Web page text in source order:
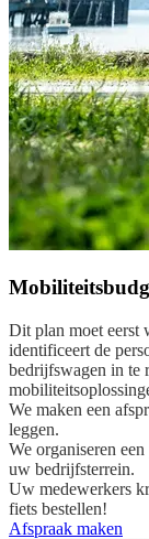
Dit plan moet eerst
identificeert de
bedrijfswagen in te
We maken een
leggen.
We organiseren
uw bedrijfsterrein.
Uw medewerkers
fiets bestellen!
Afspraak maken